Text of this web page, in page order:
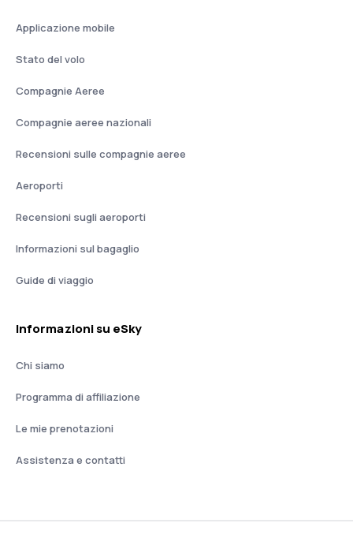
Applicazione mobile
Stato del volo
Compagnie Aeree
Compagnie aeree nazionali
Recensioni sulle compagnie aeree
Aeroporti
Recensioni sugli aeroporti
Informazioni sul bagaglio
Guide di viaggio
Informazioni su eSky
Chi siamo
Programma di affiliazione
Le mie prenotazioni
Assistenza e contatti